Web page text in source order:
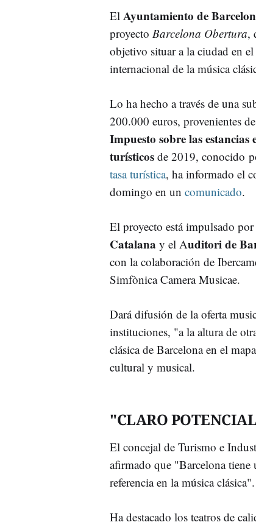
El Ayuntamiento de
proyecto Barcelona Obertura,
objetivo situar a la ciudad en
internacional de la música
Lo ha hecho a través de una
200.000 euros, provenientes
Impuesto sobre las estancias
turísticos de 2019, conocido
tasa turística, ha informado el
domingo en un comunicado.
El proyecto está impulsado por
Catalana y el Auditori de
con la colaboración de
Simfònica Camera Musicae.
Dará difusión de la oferta
instituciones, "a la altura de
clásica de Barcelona en el
cultural y musical.
"CLARO
El concejal de Turismo e
afirmado que "Barcelona tiene
referencia en la música clásica".
Ha destacado los teatros de